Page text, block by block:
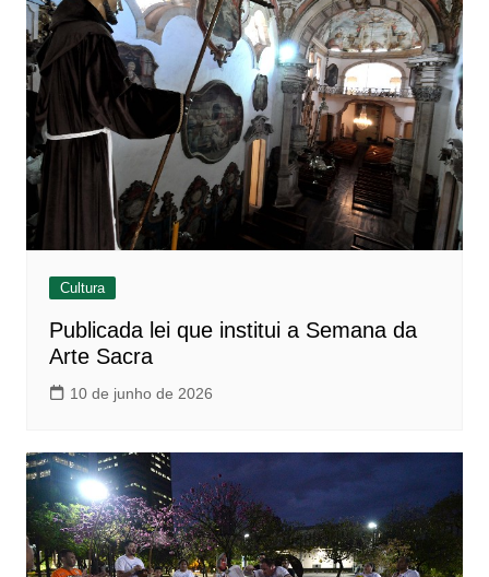
Cultura
Publicada lei que institui a Semana da
Arte Sacra
10 de junho de 2026